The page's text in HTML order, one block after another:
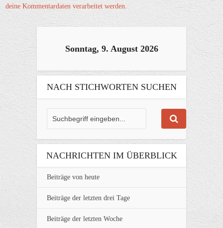
deine Kommentardaten verarbeitet werden.
Sonntag, 9. August 2026
NACH STICHWORTEN SUCHEN
NACHRICHTEN IM ÜBERBLICK
Beiträge von heute
Beiträge der letzten drei Tage
Beiträge der letzten Woche